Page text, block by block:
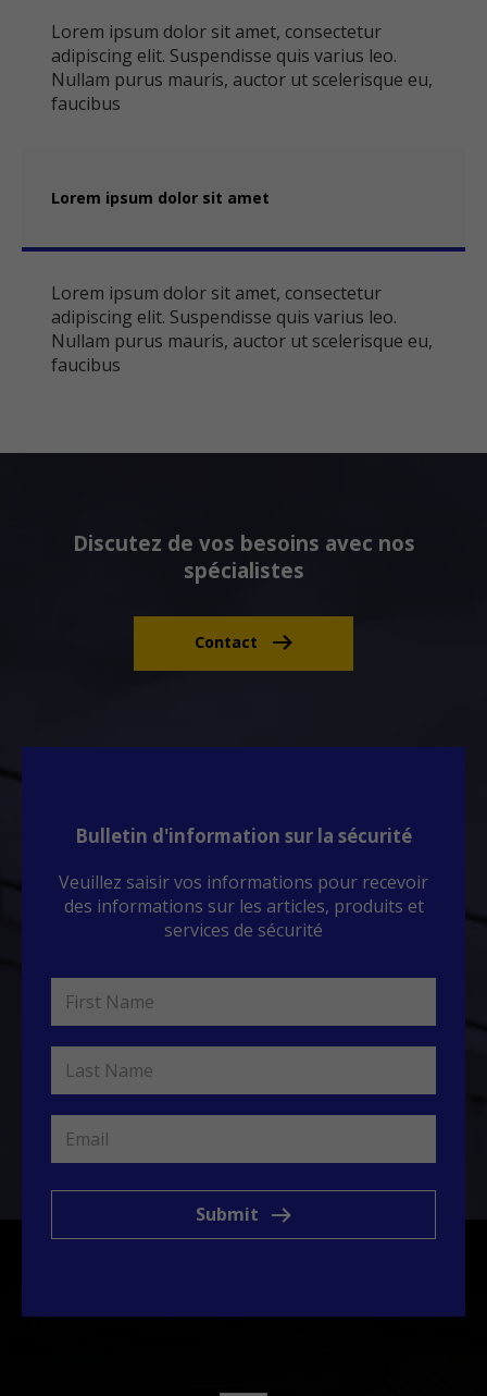
Lorem ipsum dolor sit amet, consectetur
adipiscing elit. Suspendisse quis varius leo.
Nullam purus mauris, auctor ut scelerisque eu,
faucibus
Lorem ipsum dolor sit amet
Lorem ipsum dolor sit amet, consectetur
adipiscing elit. Suspendisse quis varius leo.
Nullam purus mauris, auctor ut scelerisque eu,
faucibus
Discutez de vos besoins avec nos
spécialistes
Contact
Bulletin d'information sur la sécurité
Veuillez saisir vos informations pour recevoir
des informations sur les articles, produits et
services de sécurité
Submit